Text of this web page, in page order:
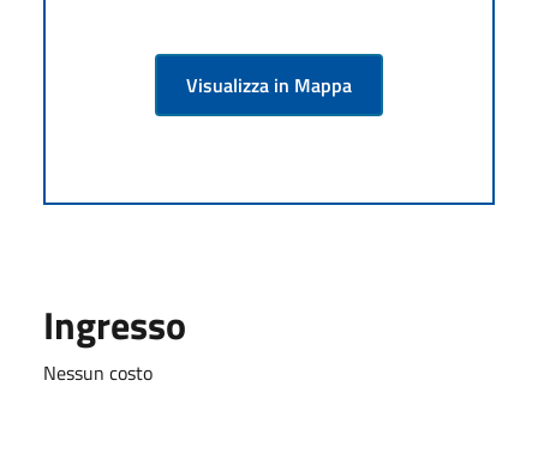
Visualizza in Mappa
Ingresso
Nessun costo